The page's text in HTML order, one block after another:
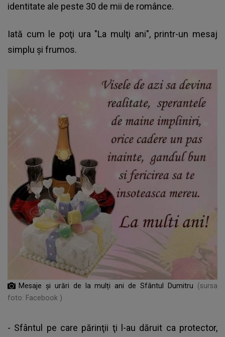
identitate ale peste 30 de mii de românce.
Iată cum le poţi ura "La mulţi ani", printr-un mesaj
simplu şi frumos.
Mesaje și urări de la mulți ani de Sfântul Dumitru
(sursa
foto: Facebook )
- Sfântul pe care părinţii ţi l-au dăruit ca protector,